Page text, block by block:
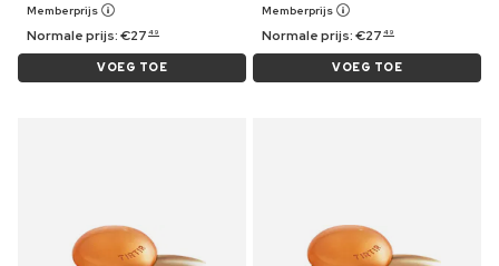
Memberprijs
Normale prijs:€27 49
VOEG TOE
Memberprijs
Normale prijs:€27 49
VOEG TOE